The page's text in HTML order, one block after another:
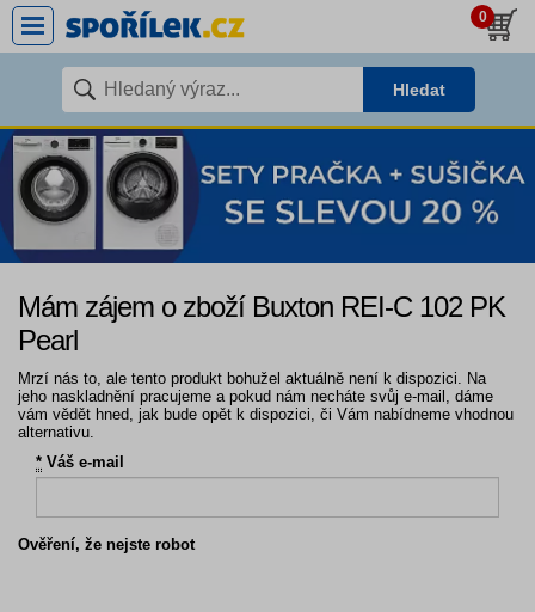
0
Hledat
Mám zájem o zboží Buxton REI-C 102 PK
Pearl
Mrzí nás to, ale tento produkt bohužel aktuálně není k dispozici. Na
jeho naskladnění pracujeme a pokud nám necháte svůj e-mail, dáme
vám vědět hned, jak bude opět k dispozici, či Vám nabídneme vhodnou
alternativu.
* Váš e-mail
Ověření, že nejste robot